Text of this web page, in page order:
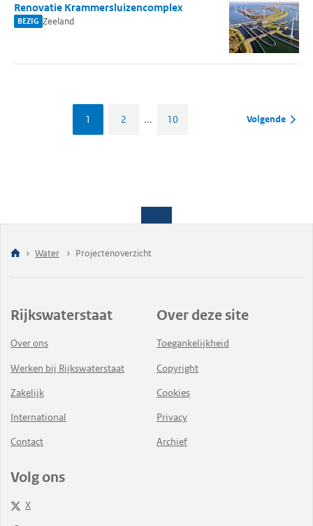
Renovatie Krammersluizencomplex
BEZIG Zeeland
1 2 ... 10 Volgende
Water Projectenoverzicht
Rijkswaterstaat
Over ons
Werken bij Rijkswaterstaat
Zakelijk
International
Contact
Over deze site
Toegankelijkheid
Copyright
Cookies
Privacy
Archief
Volg ons
X